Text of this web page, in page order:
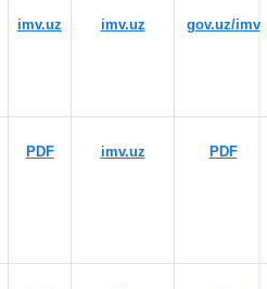
imv.uz imv.uz gov.uz/imv
PDF imv.uz PDF